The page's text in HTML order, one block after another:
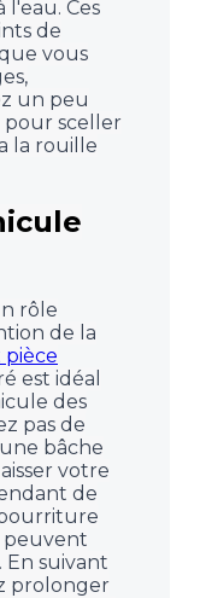
l'eau. Ces
de
vous
un peu
pour sceller
la rouille
rôle
de la
pièce
est idéal
des
pas de
bâche
votre
de
peuvent
En suivant
prolonger